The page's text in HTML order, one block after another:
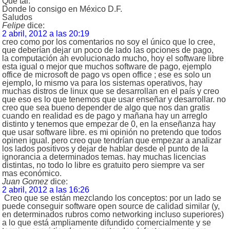
Donde lo consigo en México D.F.
Saludos
Felipe dice:
2 abril, 2012 a las 20:19
creo como por los comentarios no soy el único que lo cree,
que deberían dejar un poco de lado las opciones de pago,
la computación ah evolucionado mucho, hoy el software libre
esta igual o mejor que muchos software de pago, ejemplo
office de microsoft de pago vs open office ; ese es solo un
ejemplo, lo mismo va para los sistemas operativos, hay
muchas distros de linux que se desarrollan en el país y creo
que eso es lo que tenemos que usar enseñar y desarrollar. no
creo que sea bueno depender de algo que nos dan gratis
cuando en realidad es de pago y mañana hay un arreglo
distinto y tenemos que empezar de 0, en la enseñanza hay
que usar software libre. es mi opinión no pretendo que todos
opinen igual. pero creo que tendrían que empezar a analizar
los lados positivos y dejar de hablar desde el punto de la
ignorancia a determinados temas. hay muchas licencias
distintas, no todo lo libre es gratuito pero siempre va ser
mas económico.
Juan Gomez dice:
2 abril, 2012 a las 16:26
Creo que se están mezclando los conceptos: por un lado se
puede conseguir software open source de calidad similar (y,
en determinados rubros como networking incluso superiores)
a lo que está ampliamente difundido comercialmente y se